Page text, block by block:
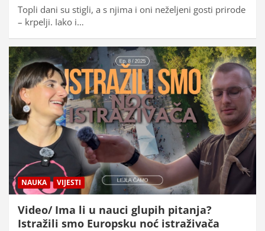
Topli dani su stigli, a s njima i oni neželjeni gosti prirode
– krpelji. Iako i…
NAUKA VIJESTI
Video/ Ima li u nauci glupih pitanja?
Istražili smo Europsku noć istraživača